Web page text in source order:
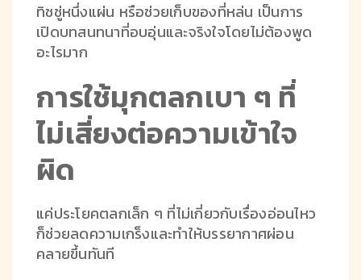
ทิชชู่หนึ่งแผ่น หรือช่วยเก็บของที่หล่น เป็นการ
เปิดบทสนทนาที่อบอุ่นและจริงใจโดยไม่ต้องพูด
อะไรมาก
การใช้มุกตลกเบา ๆ ที่
ไม่เสี่ยงต่อความเข้าใจ
ผิด
แค่ประโยคตลกเล็ก ๆ ที่ไม่เกี่ยวกับเรื่องอ่อนไหว
ก็ช่วยลดความเกร็งและทำให้บรรยากาศผ่อน
คลายขึ้นทันที